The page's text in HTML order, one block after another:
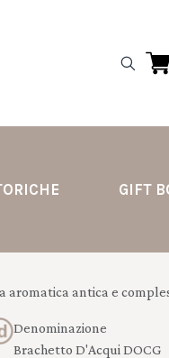
GIFT
aromatica antica e
Denominazione
Brachetto D'Acqui DOCG